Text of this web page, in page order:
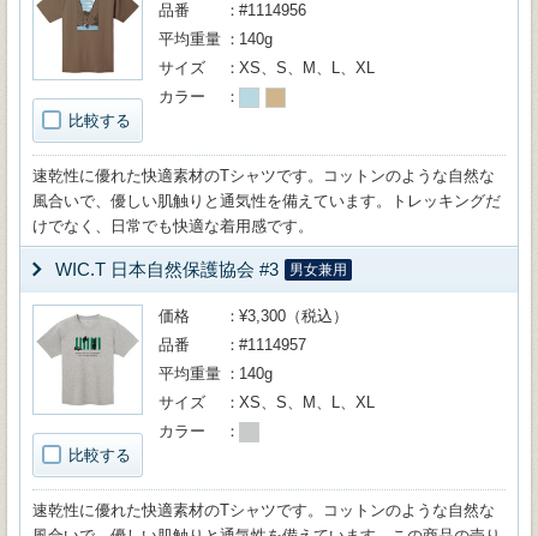
比較する
品番
#1114956
平均重量
140g
サイズ
XS、S、M、L、XL
カラー
速乾性に優れた快適素材のTシャツです。コットンのような自然な
風合いで、優しい肌触りと通気性を備えています。トレッキングだ
けでなく、日常でも快適な着用感です。
WIC.T 日本自然保護協会 #3 男女兼用
比較する
価格
¥3,300（税込）
品番
#1114957
平均重量
140g
サイズ
XS、S、M、L、XL
カラー
速乾性に優れた快適素材のTシャツです。コットンのような自然な